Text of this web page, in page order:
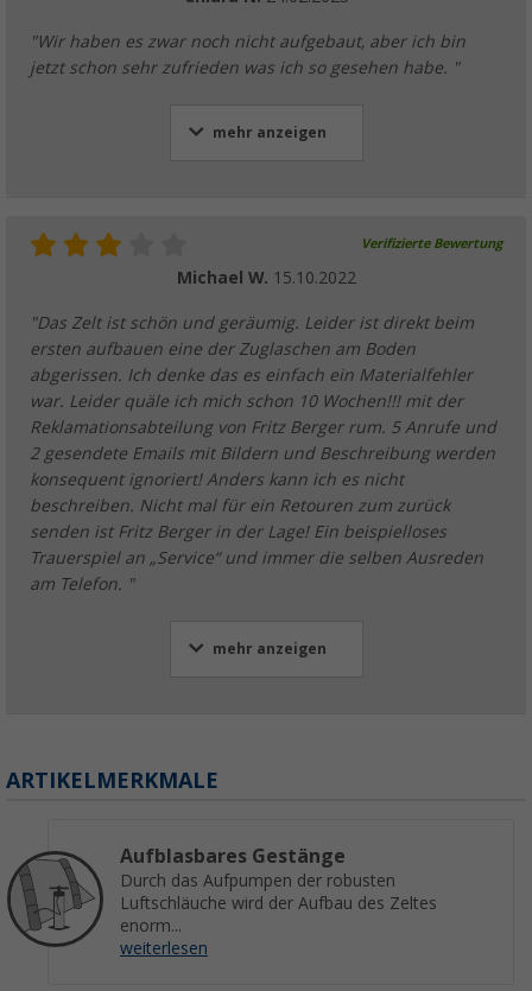
"Wir haben es zwar noch nicht aufgebaut, aber ich bin
jetzt schon sehr zufrieden was ich so gesehen habe. "
mehr anzeigen
Verifizierte Bewertung
Michael W. 15.10.2022
"Das Zelt ist schön und geräumig. Leider ist direkt beim
ersten aufbauen eine der Zuglaschen am Boden
abgerissen. Ich denke das es einfach ein Materialfehler
war. Leider quäle ich mich schon 10 Wochen!!! mit der
Reklamationsabteilung von Fritz Berger rum. 5 Anrufe und
2 gesendete Emails mit Bildern und Beschreibung werden
konsequent ignoriert! Anders kann ich es nicht
beschreiben. Nicht mal für ein Retouren zum zurück
senden ist Fritz Berger in der Lage! Ein beispielloses
Trauerspiel an „Service“ und immer die selben Ausreden
am Telefon. "
mehr anzeigen
ARTIKELMERKMALE
Aufblasbares Gestänge
Durch das Aufpumpen der robusten
Luftschläuche wird der Aufbau des Zeltes
enorm...
weiterlesen